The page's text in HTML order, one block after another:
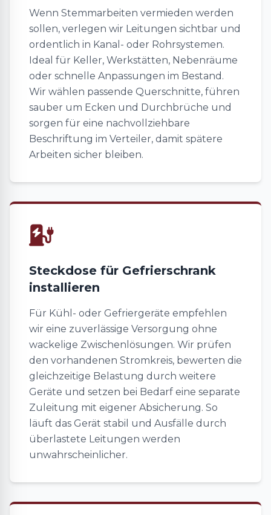
Wenn Stemmarbeiten vermieden werden
sollen, verlegen wir Leitungen sichtbar und
ordentlich in Kanal- oder Rohrsystemen.
Ideal für Keller, Werkstätten, Nebenräume
oder schnelle Anpassungen im Bestand.
Wir wählen passende Querschnitte, führen
sauber um Ecken und Durchbrüche und
sorgen für eine nachvollziehbare
Beschriftung im Verteiler, damit spätere
Arbeiten sicher bleiben.
Steckdose für Gefrierschrank
installieren
Für Kühl- oder Gefriergeräte empfehlen
wir eine zuverlässige Versorgung ohne
wackelige Zwischenlösungen. Wir prüfen
den vorhandenen Stromkreis, bewerten die
gleichzeitige Belastung durch weitere
Geräte und setzen bei Bedarf eine separate
Zuleitung mit eigener Absicherung. So
läuft das Gerät stabil und Ausfälle durch
überlastete Leitungen werden
unwahrscheinlicher.